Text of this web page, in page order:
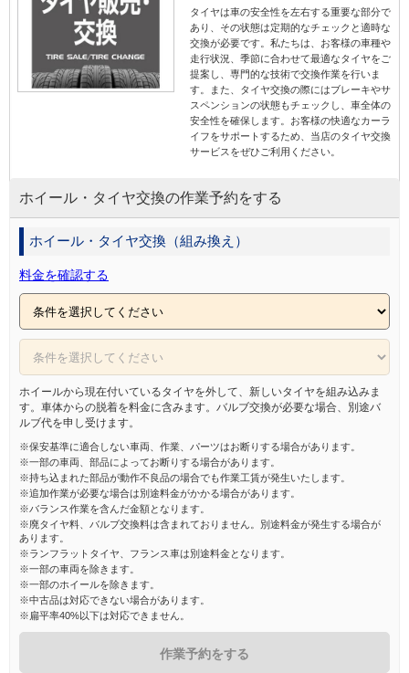
タイヤは車の安全性を左右する重要な部分で
あり、その状態は定期的なチェックと適時な
交換が必要です。私たちは、お客様の車種や
走行状況、季節に合わせて最適なタイヤをご
提案し、専門的な技術で交換作業を行いま
す。また、タイヤ交換の際にはブレーキやサ
スペンションの状態もチェックし、車全体の
安全性を確保します。お客様の快適なカーラ
イフをサポートするため、当店のタイヤ交換
サービスをぜひご利用ください。
ホイール・タイヤ交換の作業予約をする
ホイール・タイヤ交換（組み換え）
料金を確認する
ホイールから現在付いているタイヤを外して、新しいタイヤを組み込みま
す。車体からの脱着を料金に含みます。バルブ交換が必要な場合、別途バ
ルブ代を申し受けます。
※保安基準に適合しない車両、作業、パーツはお断りする場合があります。
※一部の車両、部品によってお断りする場合があります。
※持ち込まれた部品が動作不良品の場合でも作業工賃が発生いたします。
※追加作業が必要な場合は別途料金がかかる場合があります。
※バランス作業を含んだ金額となります。
※廃タイヤ料、バルブ交換料は含まれておりません。別途料金が発生する場合が
あります。
※ランフラットタイヤ、フランス車は別途料金となります。
※一部の車両を除きます。
※一部のホイールを除きます。
※中古品は対応できない場合があります。
※扁平率40%以下は対応できません。
作業予約をする